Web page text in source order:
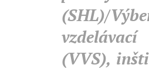
(SHL)/
(VVS),